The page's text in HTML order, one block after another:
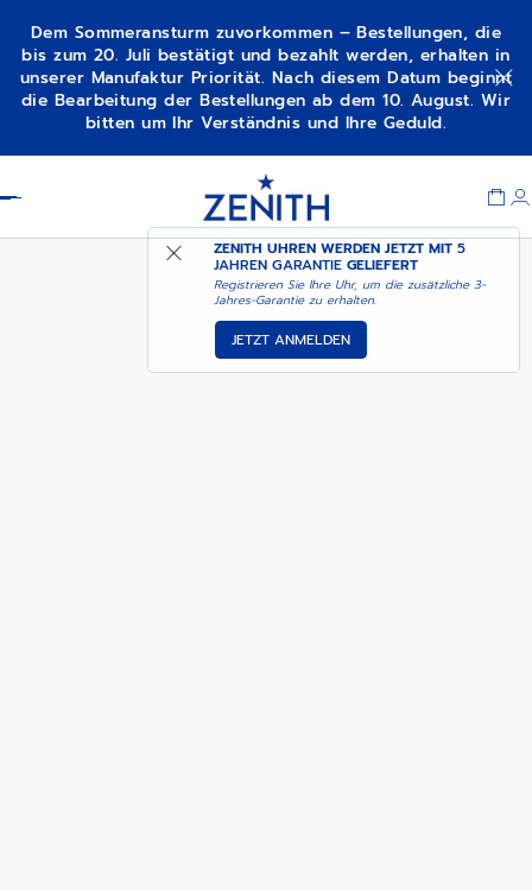
Dem Sommeransturm zuvorkommen – Bestellungen, die
bis zum 20. Juli bestätigt und bezahlt werden, erhalten in
unserer Manufaktur Priorität. Nach diesem Datum beginnt
die Bearbeitung der Bestellungen ab dem 10. August. Wir
bitten um Ihr Verständnis und Ihre Geduld.
ZENITH UHREN WERDEN JETZT MIT5
JAHREN GARANTIE GELIEFERT
Registrieren Sie Ihre Uhr, um die zusätzliche 3-
Jahres-Garantie zu erhalten.
JETZT ANMELDEN
CHRONOMASTER SPORT
DEMNÄCHST –
BENACHRICHTIGEN SIE
MICH